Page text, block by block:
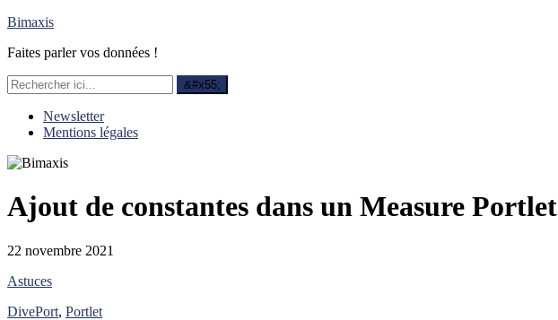
Bimaxis
Faites parler vos données !
Newsletter
Mentions légales
Ajout de constantes dans un Measure Portlet
22 novembre 2021
Astuces
DivePort, Portlet